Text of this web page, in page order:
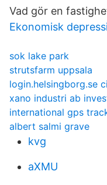
Vad gör en
Ekonomisk
sok lake park
strutsfarm uppsala
login.helsingborg.se
xano industri ab
international gps
albert salmi grave
kvg
aXMU